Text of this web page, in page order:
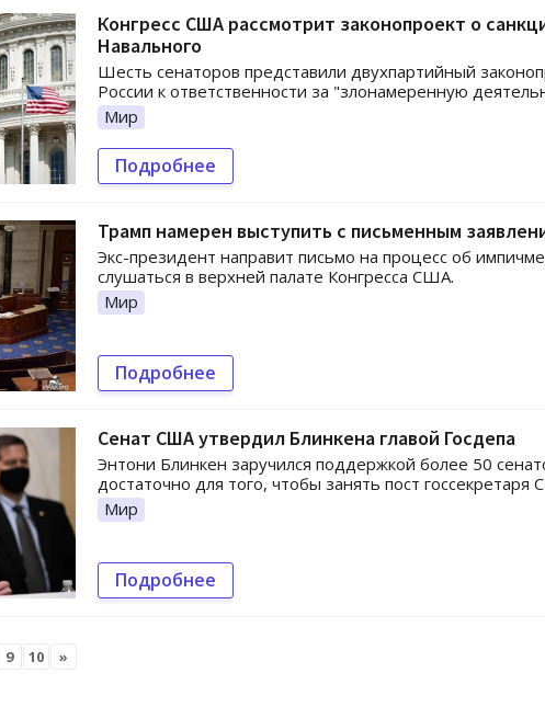
Конгресс США рассмотрит законопроект о
Навального
Шесть сенаторов представили двухпартийный
России к ответственности за "злонамеренную
Мир
Подробнее
Трамп намерен выступить с письменным
Экс-президент направит письмо на процесс об
слушаться в верхней палате Конгресса США.
Мир
Подробнее
Сенат США утвердил Блинкена главой Госдепа
Энтони Блинкен заручился поддержкой более 50
достаточно для того, чтобы занять пост госсекретаря
Мир
Подробнее
9 10 »